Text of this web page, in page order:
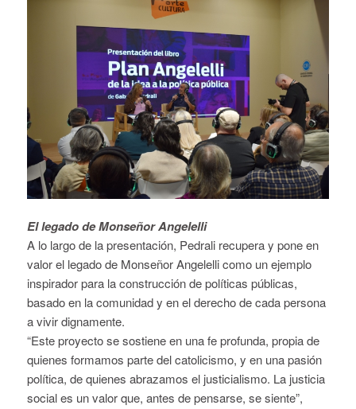
El legado de Monseñor Angelelli
A lo largo de la presentación, Pedrali recupera y pone en
valor el legado de Monseñor Angelelli como un ejemplo
inspirador para la construcción de políticas públicas,
basado en la comunidad y en el derecho de cada persona
a vivir dignamente.
“Este proyecto se sostiene en una fe profunda, propia de
quienes formamos parte del catolicismo, y en una pasión
política, de quienes abrazamos el justicialismo. La justicia
social es un valor que, antes de pensarse, se siente”,